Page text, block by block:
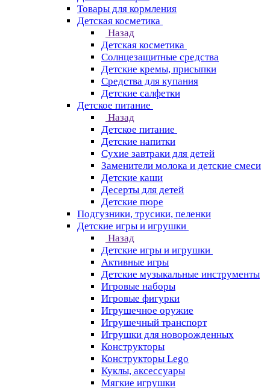
Товары для кормления
Детская косметика
Назад
Детская косметика
Солнцезащитные средства
Детские кремы, присыпки
Средства для купания
Детские салфетки
Детское питание
Назад
Детское питание
Детские напитки
Сухие завтраки для детей
Заменители молока и детские смеси
Детские каши
Десерты для детей
Детские пюре
Подгузники, трусики, пеленки
Детские игры и игрушки
Назад
Детские игры и игрушки
Активные игры
Детские музыкальные инструменты
Игровые наборы
Игровые фигурки
Игрушечное оружие
Игрушечный транспорт
Игрушки для новорожденных
Конструкторы
Конструкторы Lego
Куклы, аксессуары
Мягкие игрушки